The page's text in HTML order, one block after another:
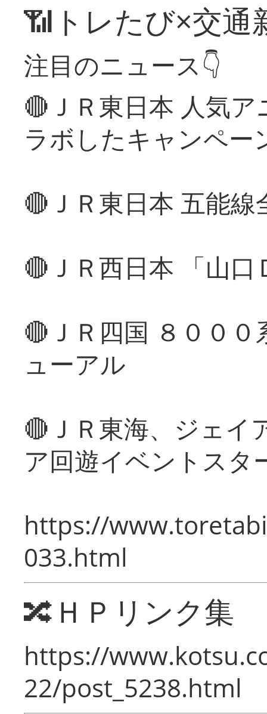
📶トレたび×交通
注目のニュース👇
🔴ＪＲ東日本 人気
ラボしたキャンペー
🔴ＪＲ東日本 五能
🔴ＪＲ西日本 「山
🔴ＪＲ四国 ８００
ューアル
🔴ＪＲ東海、ジェイ
ア回遊イベントスタ
https://
033.html
🔀ＨＰリンク集
https://
22/post_5238.html